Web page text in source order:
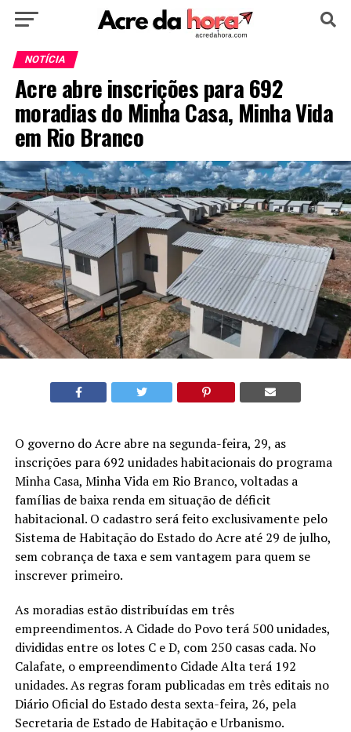
HOME
EDUCAÇÃO NOTÍCIA MUNDO
NOTÍCIA
Acre abre inscrições para 692
moradias do Minha Casa, Minha Vida
em Rio Branco
O governo do Acre abre na segunda-feira, 29, as
inscrições para 692 unidades habitacionais do programa
Minha Casa, Minha Vida em Rio Branco, voltadas a
famílias de baixa renda em situação de déficit
habitacional. O cadastro será feito exclusivamente pelo
Sistema de Habitação do Estado do Acre até 29 de julho,
sem cobrança de taxa e sem vantagem para quem se
inscrever primeiro.
As moradias estão distribuídas em três
empreendimentos. A Cidade do Povo terá 500 unidades,
divididas entre os lotes C e D, com 250 casas cada. No
Calafate, o empreendimento Cidade Alta terá 192
unidades. As regras foram publicadas em três editais no
Diário Oficial do Estado desta sexta-feira, 26, pela
Secretaria de Estado de Habitação e Urbanismo.